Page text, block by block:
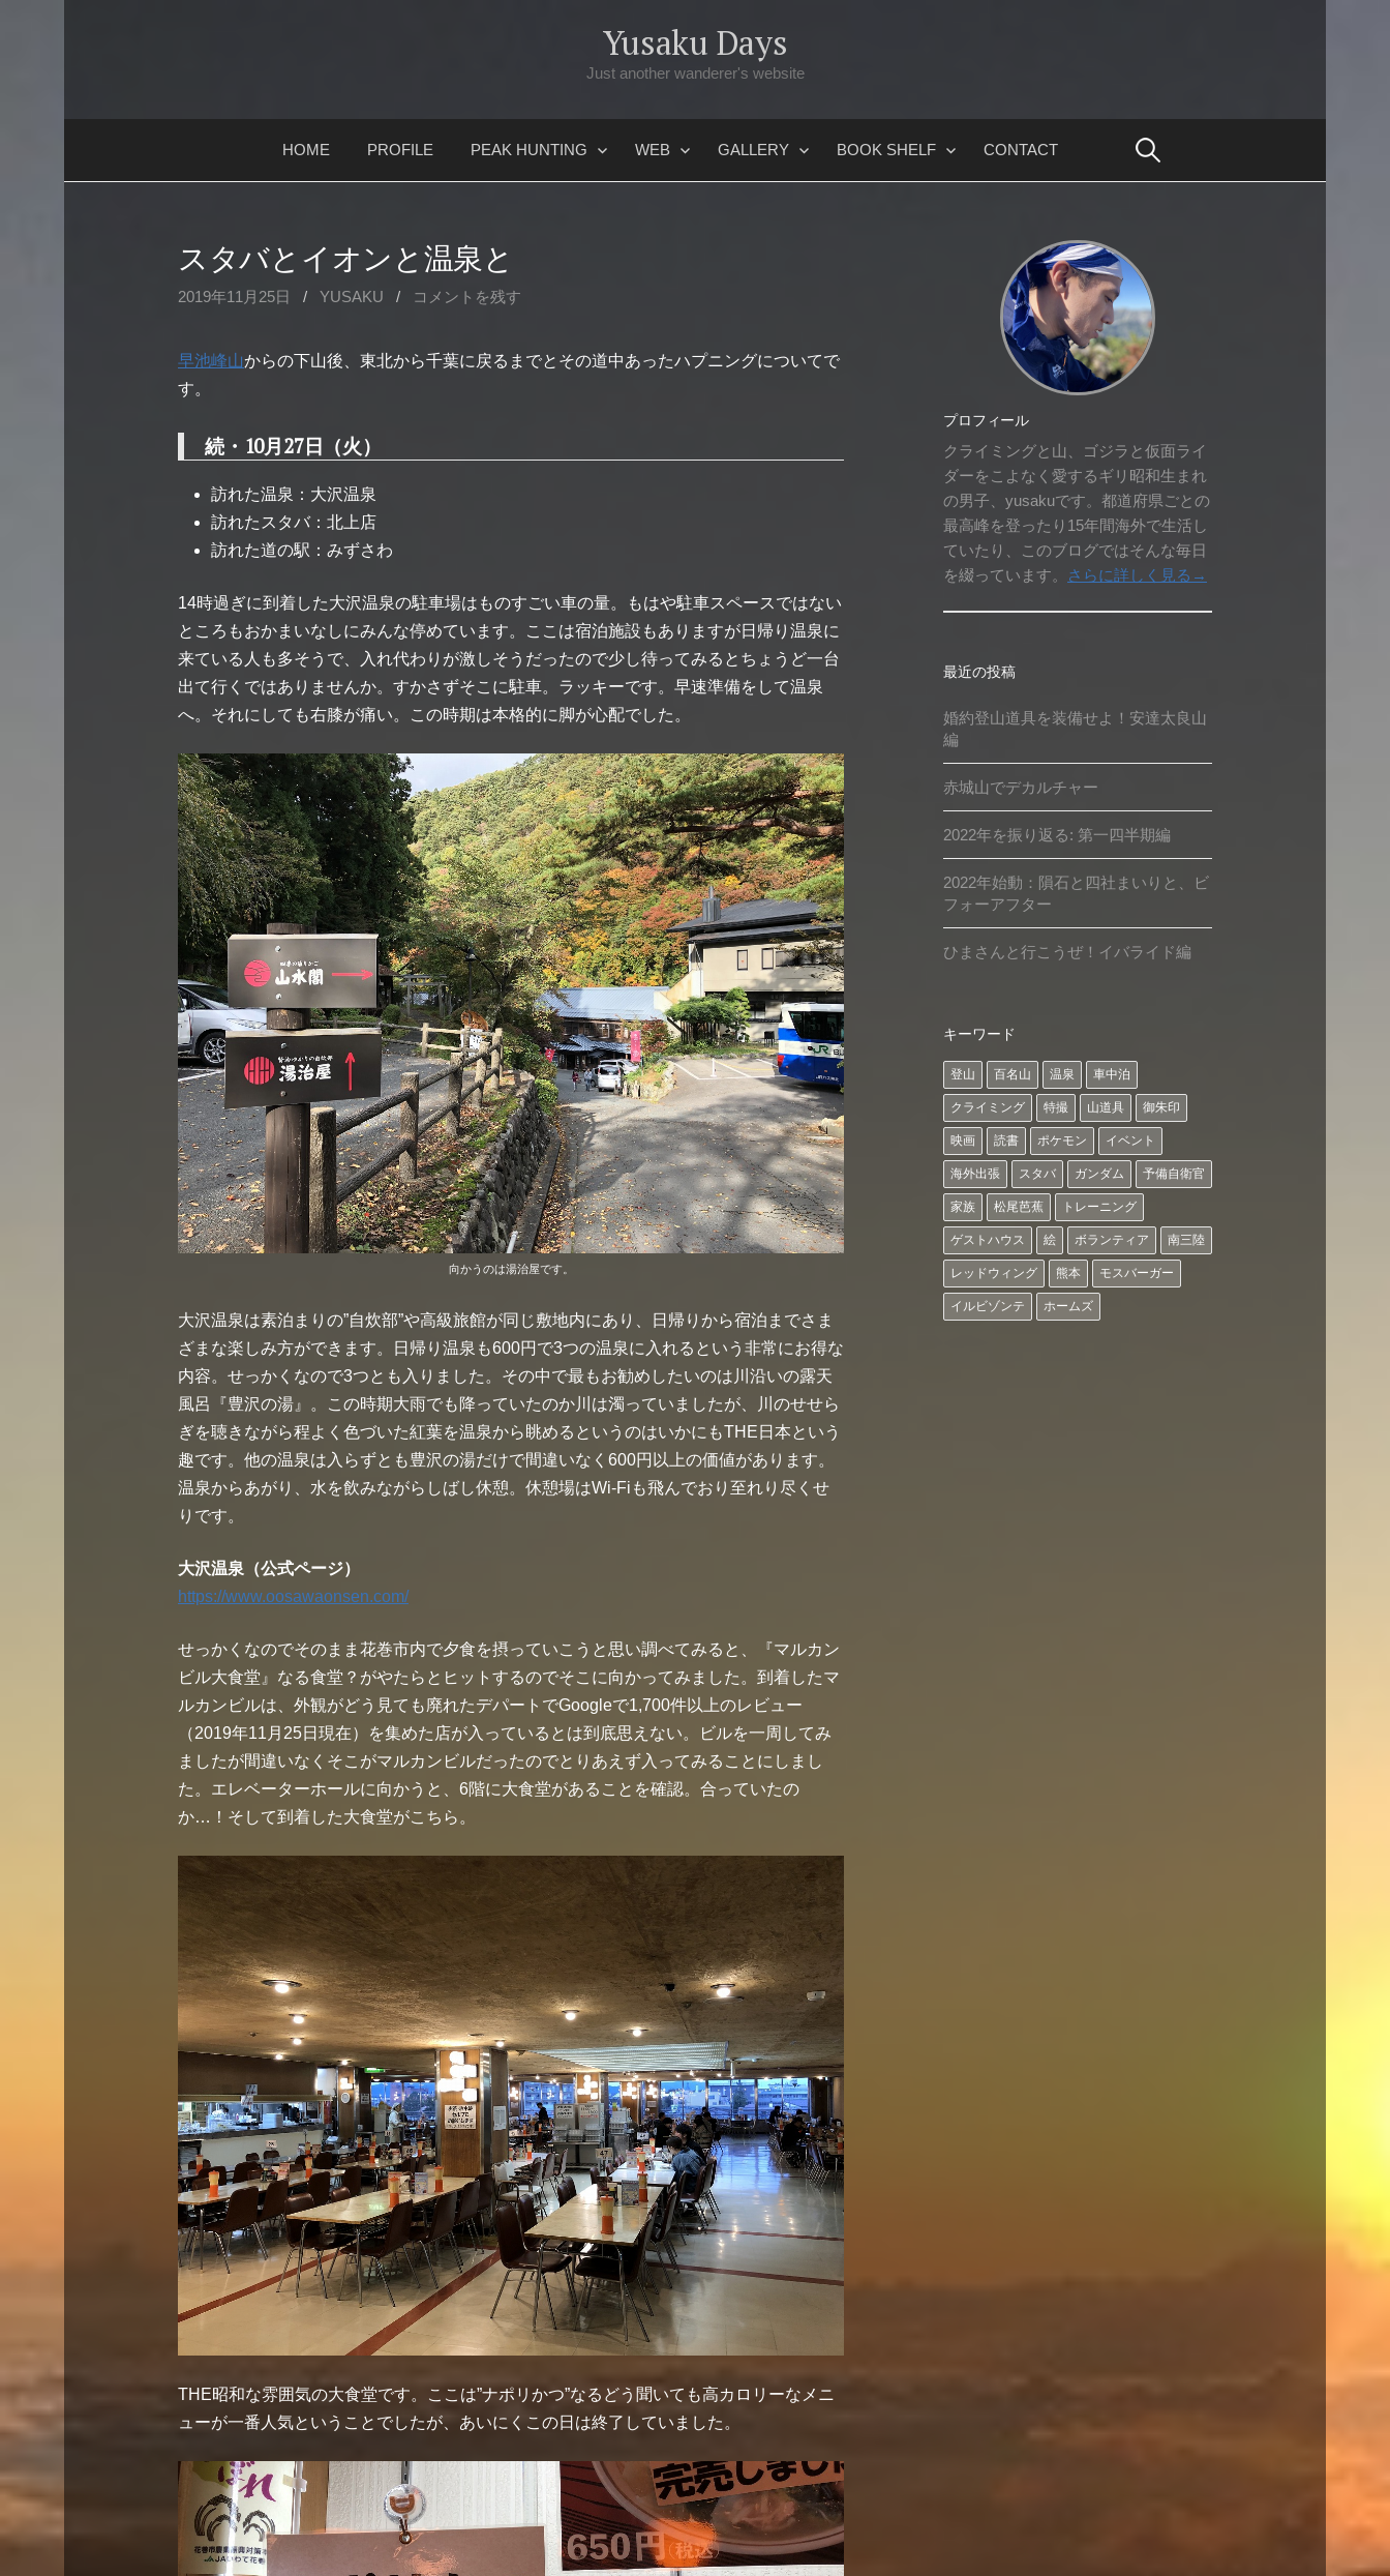
ツ
ス
Yusaku Days
Just another wanderer's website
HOME PROFILE PEAK HUNTING WEB GALLERY BOOK SHELF CONTACT
スタバとイオンと温泉と
2019年11月25日 / YUSAKU / コメントを残す
早池峰山からの下山後、東北から千葉に戻るまでとその道中あったハプニングについてで
す。
続・10月27日（火）
訪れた温泉：大沢温泉
訪れたスタバ：北上店
訪れた道の駅：みずさわ
14時過ぎに到着した大沢温泉の駐車場はものすごい車の量。もはや駐車スペースではない
ところもおかまいなしにみんな停めています。ここは宿泊施設もありますが日帰り温泉に
来ている人も多そうで、入れ代わりが激しそうだったので少し待ってみるとちょうど一台
出て行くではありませんか。すかさずそこに駐車。ラッキーです。早速準備をして温泉
へ。それにしても右膝が痛い。この時期は本格的に脚が心配でした。
向かうのは湯治屋です。
大沢温泉は素泊まりの”自炊部”や高級旅館が同じ敷地内にあり、日帰りから宿泊までさま
ざまな楽しみ方ができます。日帰り温泉も600円で3つの温泉に入れるという非常にお得な
内容。せっかくなので3つとも入りました。その中で最もお勧めしたいのは川沿いの露天
風呂『豊沢の湯』。この時期大雨でも降っていたのか川は濁っていましたが、川のせせら
ぎを聴きながら程よく色づいた紅葉を温泉から眺めるというのはいかにもTHE日本という
趣です。他の温泉は入らずとも豊沢の湯だけで間違いなく600円以上の価値があります。
温泉からあがり、水を飲みながらしばし休憩。休憩場はWi-Fiも飛んでおり至れり尽くせ
りです。
大沢温泉（公式ページ）
https://www.oosawaonsen.com/
せっかくなのでそのまま花巻市内で夕食を摂っていこうと思い調べてみると、『マルカン
ビル大食堂』なる食堂？がやたらとヒットするのでそこに向かってみました。到着したマ
ルカンビルは、外観がどう見ても廃れたデパートでGoogleで1,700件以上のレビュー
（2019年11月25日現在）を集めた店が入っているとは到底思えない。ビルを一周してみ
ましたが間違いなくそこがマルカンビルだったのでとりあえず入ってみることにしまし
た。エレベーターホールに向かうと、6階に大食堂があることを確認。合っていたの
か…！そして到着した大食堂がこちら。
THE昭和な雰囲気の大食堂です。ここは”ナポリかつ”なるどう聞いても高カロリーなメニ
ューが一番人気ということでしたが、あいにくこの日は終了していました。
プロフィール
クライミングと山、ゴジラと仮面ライ
ダーをこよなく愛するギリ昭和生まれ
の男子、yusakuです。都道府県ごとの
最高峰を登ったり15年間海外で生活し
ていたり、このブログではそんな毎日
を綴っています。
さらに詳しく見る→
最近の投稿
婚約登山道具を装備せよ！安達太良山
編
赤城山でデカルチャー
2022年を振り返る: 第一四半期編
2022年始動：隕石と四社まいりと、ビ
フォーアフター
ひまさんと行こうぜ！イバライド編
キーワード
登山 百名山 温泉 車中泊
クライミング 特撮 山道具 御朱印
映画 読書 ポケモン イベント
海外出張 スタバ ガンダム 予備自衛官
家族 松尾芭蕉 トレーニング
ゲストハウス 絵 ボランティア 南三陸
レッドウィング 熊本 モスバーガー
イルビゾンテ ホームズ